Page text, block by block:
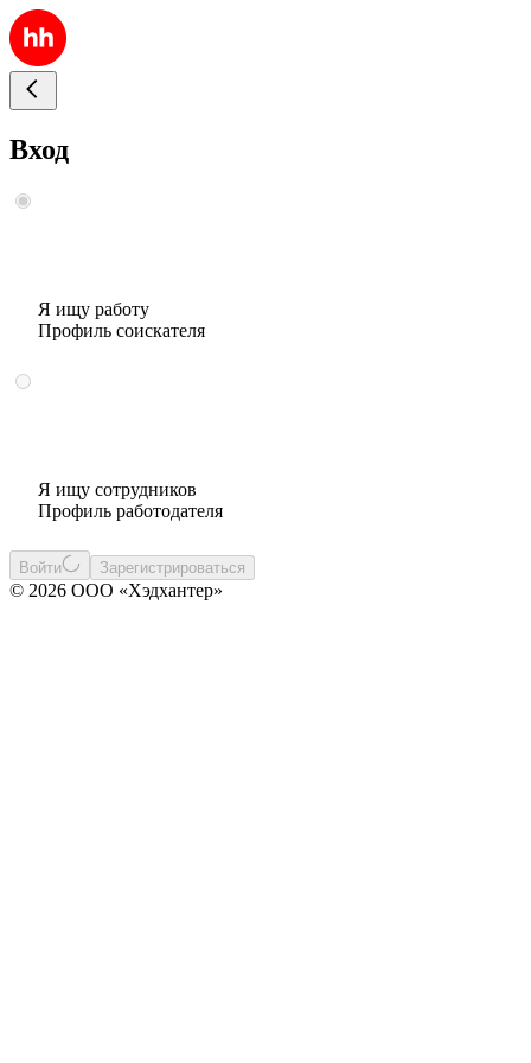
Вход
Я ищу работу
Профиль соискателя
Я ищу сотрудников
Профиль работодателя
Войти Зарегистрироваться
© 2026 ООО «Хэдхантер»